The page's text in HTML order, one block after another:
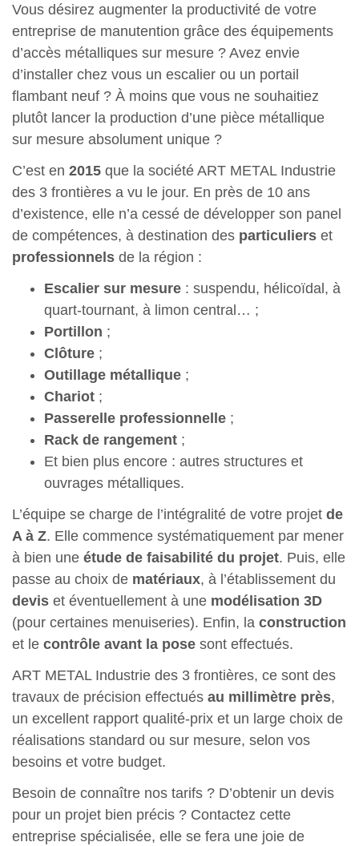
Vous désirez augmenter la productivité de votre
entreprise de manutention grâce des équipements
d’accès métalliques sur mesure ? Avez envie
d’installer chez vous un escalier ou un portail
flambant neuf ? À moins que vous ne souhaitiez
plutôt lancer la production d’une pièce métallique
sur mesure absolument unique ?
C’est en 2015 que la société ART METAL Industrie
des 3 frontières a vu le jour. En près de 10 ans
d’existence, elle n’a cessé de développer son panel
de compétences, à destination des particuliers et
professionnels de la région :
Escalier sur mesure : suspendu, hélicoïdal, à
quart-tournant, à limon central… ;
Portillon ;
Clôture ;
Outillage métallique ;
Chariot ;
Passerelle professionnelle ;
Rack de rangement ;
Et bien plus encore : autres structures et
ouvrages métalliques.
L’équipe se charge de l’intégralité de votre projet de
A à Z. Elle commence systématiquement par mener
à bien une étude de faisabilité du projet. Puis, elle
passe au choix de matériaux, à l’établissement du
devis et éventuellement à une modélisation 3D
(pour certaines menuiseries). Enfin, la construction
et le contrôle avant la pose sont effectués.
ART METAL Industrie des 3 frontières, ce sont des
travaux de précision effectués au millimètre près,
un excellent rapport qualité-prix et un large choix de
réalisations standard ou sur mesure, selon vos
besoins et votre budget.
Besoin de connaître nos tarifs ? D’obtenir un devis
pour un projet bien précis ? Contactez cette
entreprise spécialisée, elle se fera une joie de